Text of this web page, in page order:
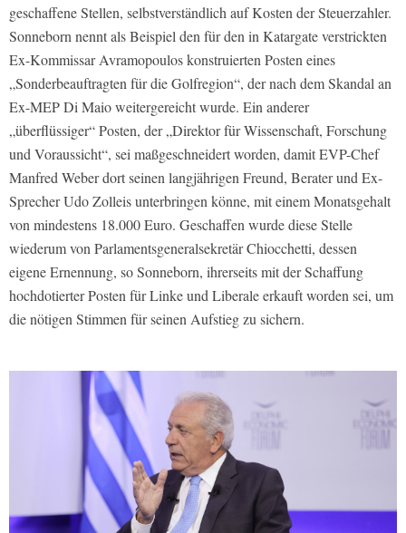
geschaffene Stellen, selbstverständlich auf Kosten der Steuerzahler.
Sonneborn nennt als Beispiel den für den in Katargate verstrickten
Ex-Kommissar Avramopoulos konstruierten Posten eines
„Sonderbeauftragten für die Golfregion“, der nach dem Skandal an
Ex-MEP Di Maio weitergereicht wurde. Ein anderer
„überflüssiger“ Posten, der „Direktor für Wissenschaft, Forschung
und Voraussicht“, sei maßgeschneidert worden, damit EVP-Chef
Manfred Weber dort seinen langjährigen Freund, Berater und Ex-
Sprecher Udo Zolleis unterbringen könne, mit einem Monatsgehalt
von mindestens 18.000 Euro. Geschaffen wurde diese Stelle
wiederum von Parlamentsgeneralsekretär Chiocchetti, dessen
eigene Ernennung, so Sonneborn, ihrerseits mit der Schaffung
hochdotierter Posten für Linke und Liberale erkauft worden sei, um
die nötigen Stimmen für seinen Aufstieg zu sichern.